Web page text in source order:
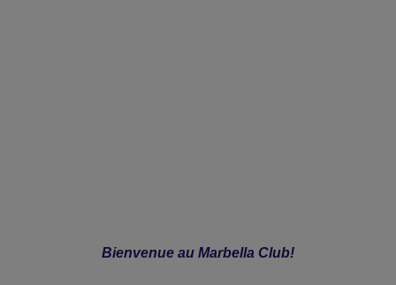
Bienvenue au Marbella Club!